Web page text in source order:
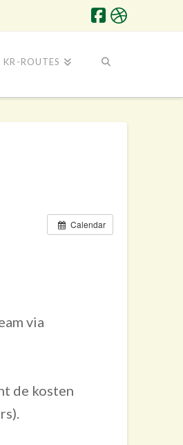
KR-ROUTES
Calendar
via
de kosten